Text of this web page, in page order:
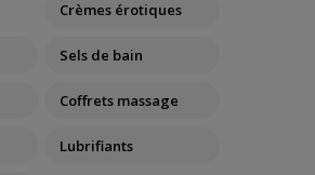
Crèmes érotiques
Sels de bain
Coffrets massage
Lubrifiants